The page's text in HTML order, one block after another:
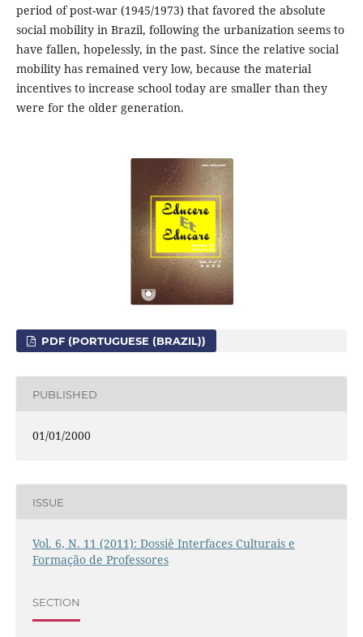
period of post-war (1945/1973) that favored the absolute
social mobility in Brazil, following the urbanization seems to
have fallen, hopelessly, in the past. Since the relative social
mobility has remained very low, because the material
incentives to increase school today are smaller than they
were for the older generation.
PDF (PORTUGUESE (BRAZIL))
PUBLISHED
01/01/2000
ISSUE
Vol. 6, N. 11 (2011): Dossiê Interfaces Culturais e
Formação de Professores
SECTION